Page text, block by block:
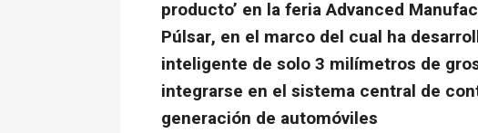
producto’ en la feria Advanced
Púlsar, en el marco del cual ha
inteligente de solo 3 milímetros de
integrarse en el sistema central de
generación de automóviles